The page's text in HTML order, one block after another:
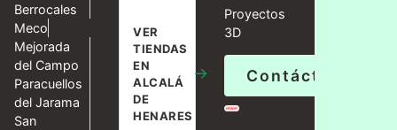
Berrocales
Meco
Mejorada
del Campo
Paracuellos
del Jarama
San
VER
TIENDAS
EN
ALCALÁ
DE
HENARES
→
Proyectos
3D
Contáctanos